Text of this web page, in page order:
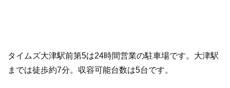
タイムズ大津駅前第5は24時間営業の駐車場です。大津駅
までは徒歩約7分。収容可能台数は5台です。